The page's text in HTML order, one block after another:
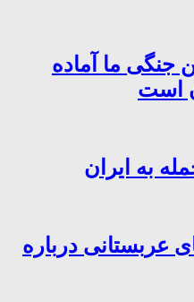
جنگی ما آماده
است
به ایران
عربستانی درباره